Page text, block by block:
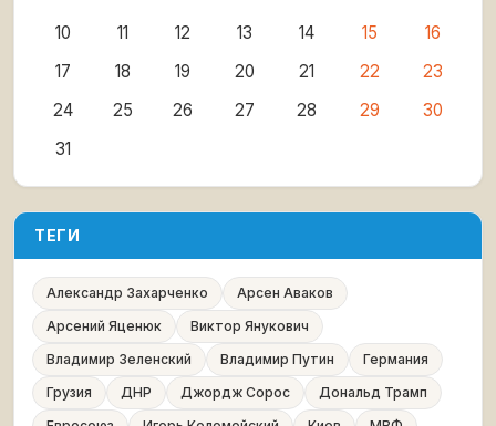
10
11 12 13 14 15
16
17
18 19 20 21 22
23
24
25 26 27 28 29
30
31
ТЕГИ
Александр Захарченко
Арсен Аваков
Арсений Яценюк
Виктор Янукович
Владимир Зеленский
Владимир Путин
Германия
Грузия
ДНР Джордж Сорос
Дональд Трамп